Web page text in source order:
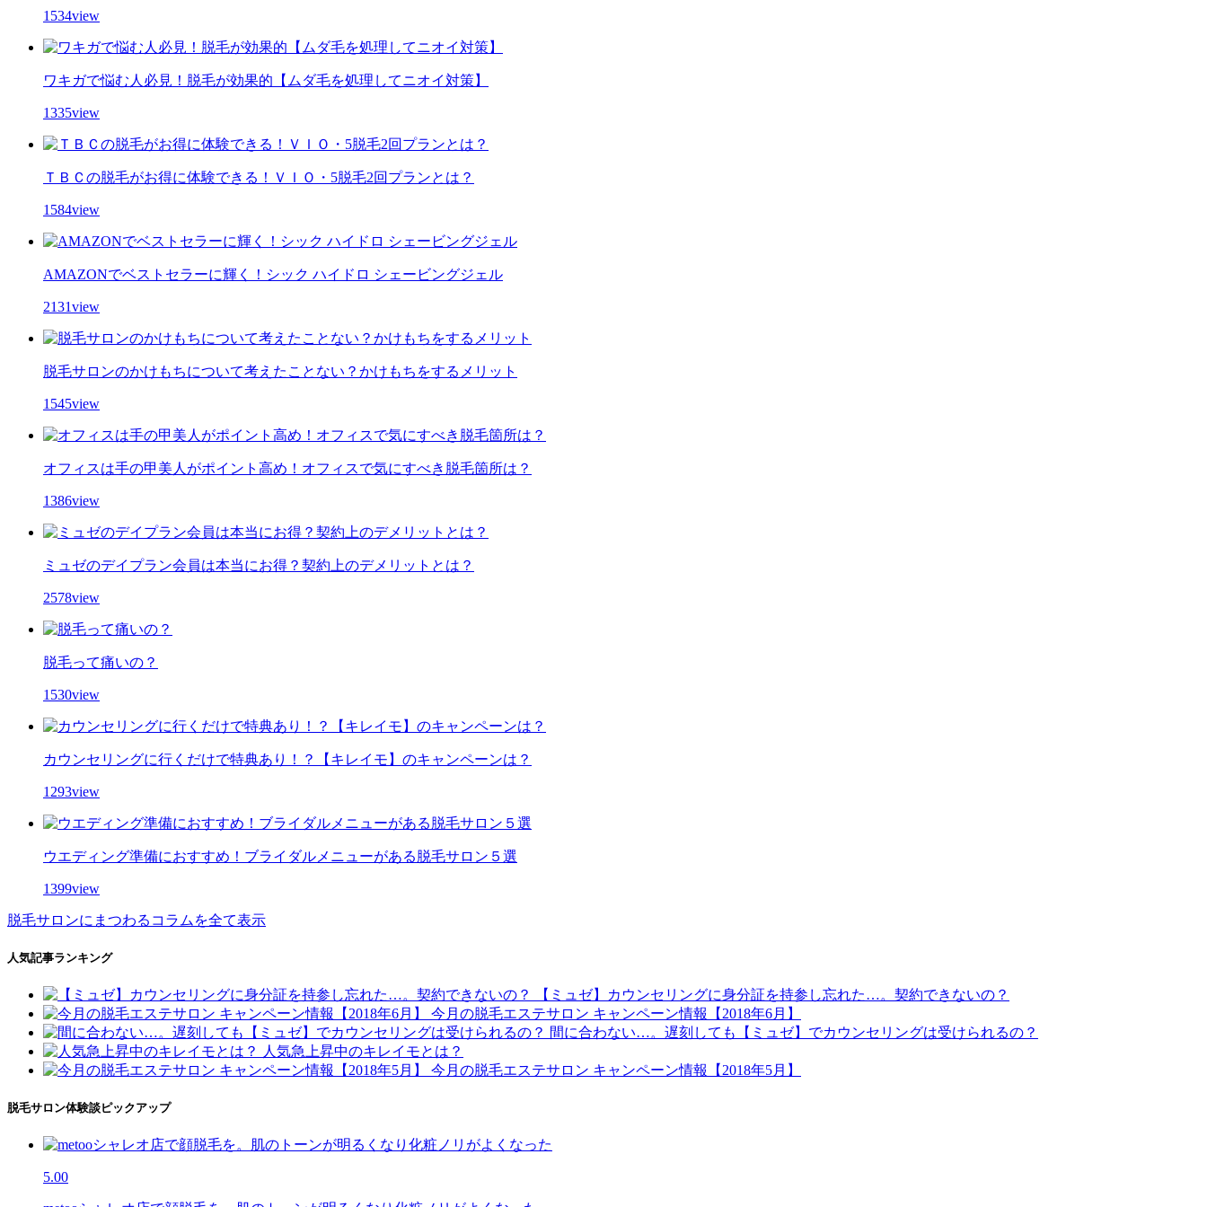
1534view
ワキガで悩む人必見！脱毛が効果的【ムダ毛を処理してニオイ対策】
1335view
ＴＢＣの脱毛がお得に体験できる！ＶＩＯ・5脱毛2回プランとは？
1584view
AMAZONでベストセラーに輝く！シック ハイドロ シェービングジェル
2131view
脱毛サロンのかけもちについて考えたことない？かけもちをするメリット
1545view
オフィスは手の甲美人がポイント高め！オフィスで気にすべき脱毛箇所は？
1386view
ミュゼのデイプラン会員は本当にお得？契約上のデメリットとは？
2578view
脱毛って痛いの？
1530view
カウンセリングに行くだけで特典あり！？【キレイモ】のキャンペーンは？
1293view
ウエディング準備におすすめ！ブライダルメニューがある脱毛サロン５選
1399view
脱毛サロンにまつわるコラムを全て表示
人気記事ランキング
【ミュゼ】カウンセリングに身分証を持参し忘れた…。契約できないの？
今月の脱毛エステサロン キャンペーン情報【2018年6月】
間に合わない…。遅刻しても【ミュゼ】でカウンセリングは受けられるの？
人気急上昇中のキレイモとは？
今月の脱毛エステサロン キャンペーン情報【2018年5月】
脱毛サロン体験談ピックアップ
5.00